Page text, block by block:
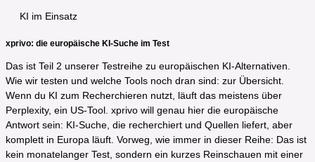
KI im Einsatz
xprivo: die europäische KI-Suche im Test
Das ist Teil 2 unserer Testreihe zu europäischen KI-Alternativen.
Wie wir testen und welche Tools noch dran sind: zur Übersicht.
Wenn du KI zum Recherchieren nutzt, läuft das meistens über
Perplexity, ein US-Tool. xprivo will genau hier die europäische
Antwort sein: KI-Suche, die recherchiert und Quellen liefert, aber
komplett in Europa läuft. Vorweg, wie immer in dieser Reihe: Das ist
kein monatelanger Test, sondern ein kurzes Reinschauen mit einer